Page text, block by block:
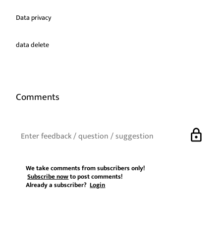
Data privacy
data delete
Comments
lock
We take comments from subscribers only!
Subscribe nowto post comments!
Already a subscriber?Login